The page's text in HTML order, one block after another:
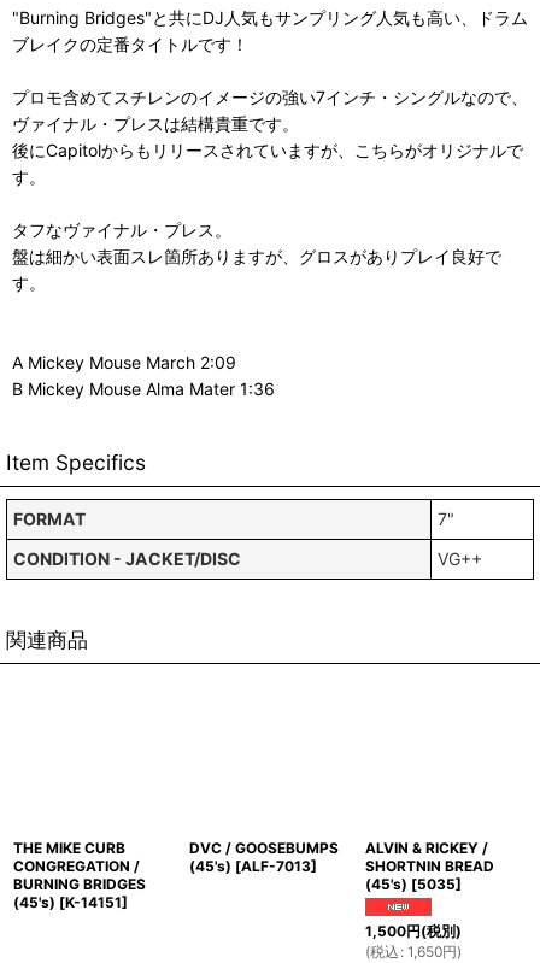
"Burning Bridges"と共にDJ人気もサンプリング人気も高い、ドラム
ブレイクの定番タイトルです！
プロモ含めてスチレンのイメージの強い7インチ・シングルなので、
ヴァイナル・プレスは結構貴重です。
後にCapitolからもリリースされていますが、こちらがオリジナルで
す。
タフなヴァイナル・プレス。
盤は細かい表面スレ箇所ありますが、グロスがありプレイ良好で
す。
A Mickey Mouse March 2:09
B Mickey Mouse Alma Mater 1:36
Item Specifics
FORMAT
7"
CONDITION - JACKET/DISC
VG++
関連商品
THE MIKE CURB
CONGREGATION /
BURNING BRIDGES
(45's) [K-14151]
DVC / GOOSEBUMPS
(45's) [ALF-7013]
ALVIN & RICKEY /
SHORTNIN BREAD
(45's) [5035]
1,500円(税別)
(税込 : 1,650円)